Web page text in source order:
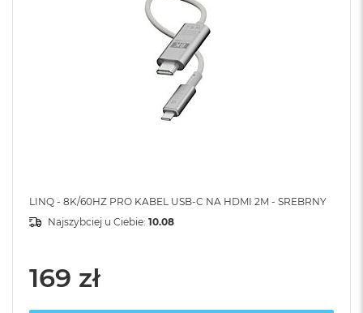
LINQ - 8K/60HZ PRO KABEL USB-C NA HDMI 2M - SREBRNY
Najszybciej u Ciebie: 10.08
169 zł